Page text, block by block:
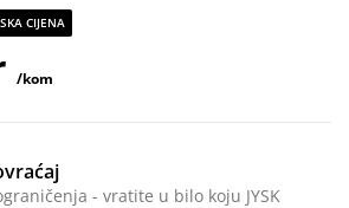
CIJENA
/kom
- vratite u bilo koju JYSK